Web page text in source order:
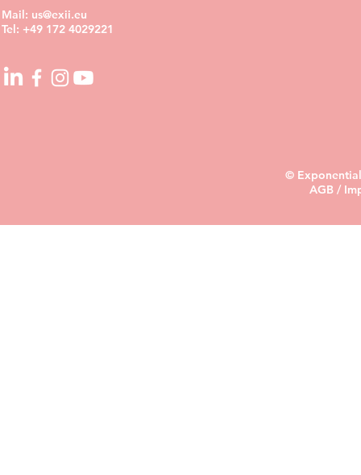
Mail: us@exii.eu
Tel: +49 172 4029221
©
AGB /